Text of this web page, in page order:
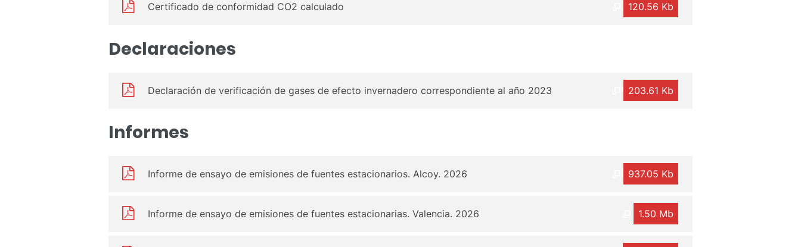
120.56 Kb
Certificado de conformidad CO2 calculado
Declaraciones
203.61 Kb
Declaración de verificación de gases de efecto invernadero correspondiente al año 2023
Informes
937.05 Kb
Informe de ensayo de emisiones de fuentes estacionarios. Alcoy. 2026
1.50 Mb
Informe de ensayo de emisiones de fuentes estacionarias. Valencia. 2026